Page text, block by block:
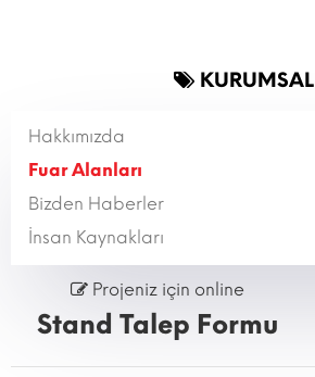
KURUMSAL
Hakkımızda
Fuar Alanları
Bizden Haberler
İnsan Kaynakları
Projeniz için online
Stand Talep Formu